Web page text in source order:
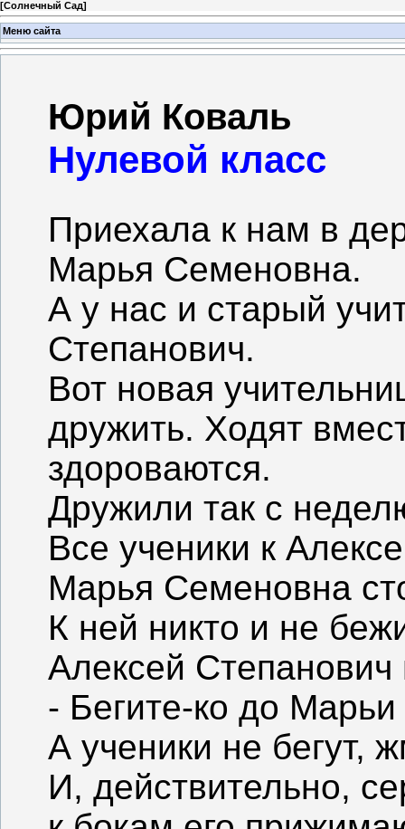
[Солнечный Сад]
Меню сайта
Юрий Коваль
Нулевой класс
Приехала к нам в
Марья Семеновна.
А у нас и старый
Степанович.
Вот новая
дружить. Ходят
здороваются.
Дружили так с
Все ученики к
Марья Семеновна
К ней никто и не
Алексей Степанович
- Бегите-ко до
А ученики не бегут,
И, действительно,